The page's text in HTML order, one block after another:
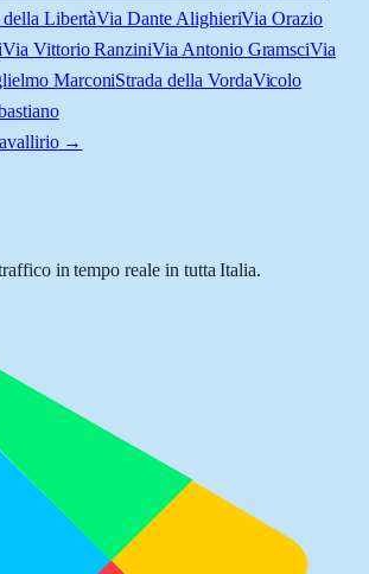
LibertàVia Dante AlighieriVia Orazio
Via Vittorio RanziniVia Antonio GramsciVia
MarconiStrada della VordaVicolo
→
in tempo reale in tutta Italia.